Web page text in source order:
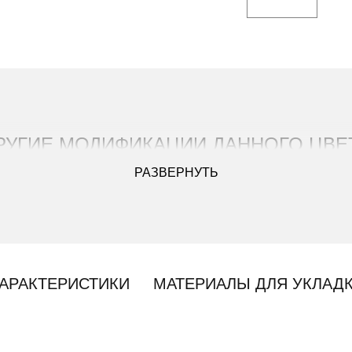
МОДИФИКАЦИИ ДАННОГО
РАЗВЕРНУТЬ
МАТЕРИАЛЫ ДЛЯ